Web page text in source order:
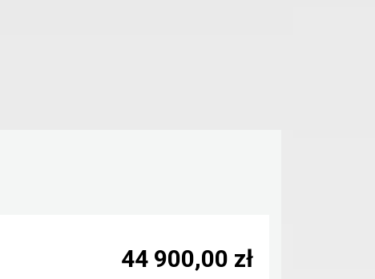
44 900,00 zł